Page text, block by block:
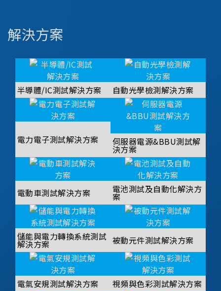
解決方案
半導體/IC測試解決方案 自動光學檢測解決方案
電力電子測試解決方案 伺服器電源&BBU測試解
決方案
電動車測試解決方案 電池測試及自動化解決方
案
儲能與電力轉換系統測試
解決方案 被動元件測試解決方案
電氣安規測試解決方案 視頻與色彩測試解決方案